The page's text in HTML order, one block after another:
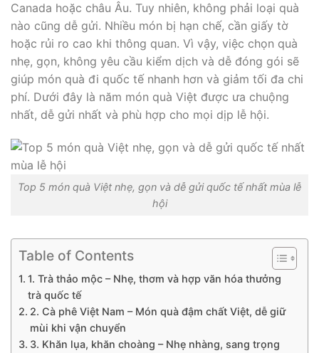
Canada hoặc châu Âu. Tuy nhiên, không phải loại quà
nào cũng dễ gửi. Nhiều món bị hạn chế, cần giấy tờ
hoặc rủi ro cao khi thông quan. Vì vậy, việc chọn quà
nhẹ, gọn, không yêu cầu kiểm dịch và dễ đóng gói sẽ
giúp món quà đi quốc tế nhanh hơn và giảm tối đa chi
phí. Dưới đây là năm món quà Việt được ưa chuộng
nhất, dễ gửi nhất và phù hợp cho mọi dịp lễ hội.
Top 5 món quà Việt nhẹ, gọn và dễ gửi quốc tế nhất mùa lễ
hội
Table of Contents
1. Trà thảo mộc – Nhẹ, thơm và hợp văn hóa thưởng
trà quốc tế
2. Cà phê Việt Nam – Món quà đậm chất Việt, dễ giữ
mùi khi vận chuyển
3. Khăn lụa, khăn choàng – Nhẹ nhàng, sang trọng